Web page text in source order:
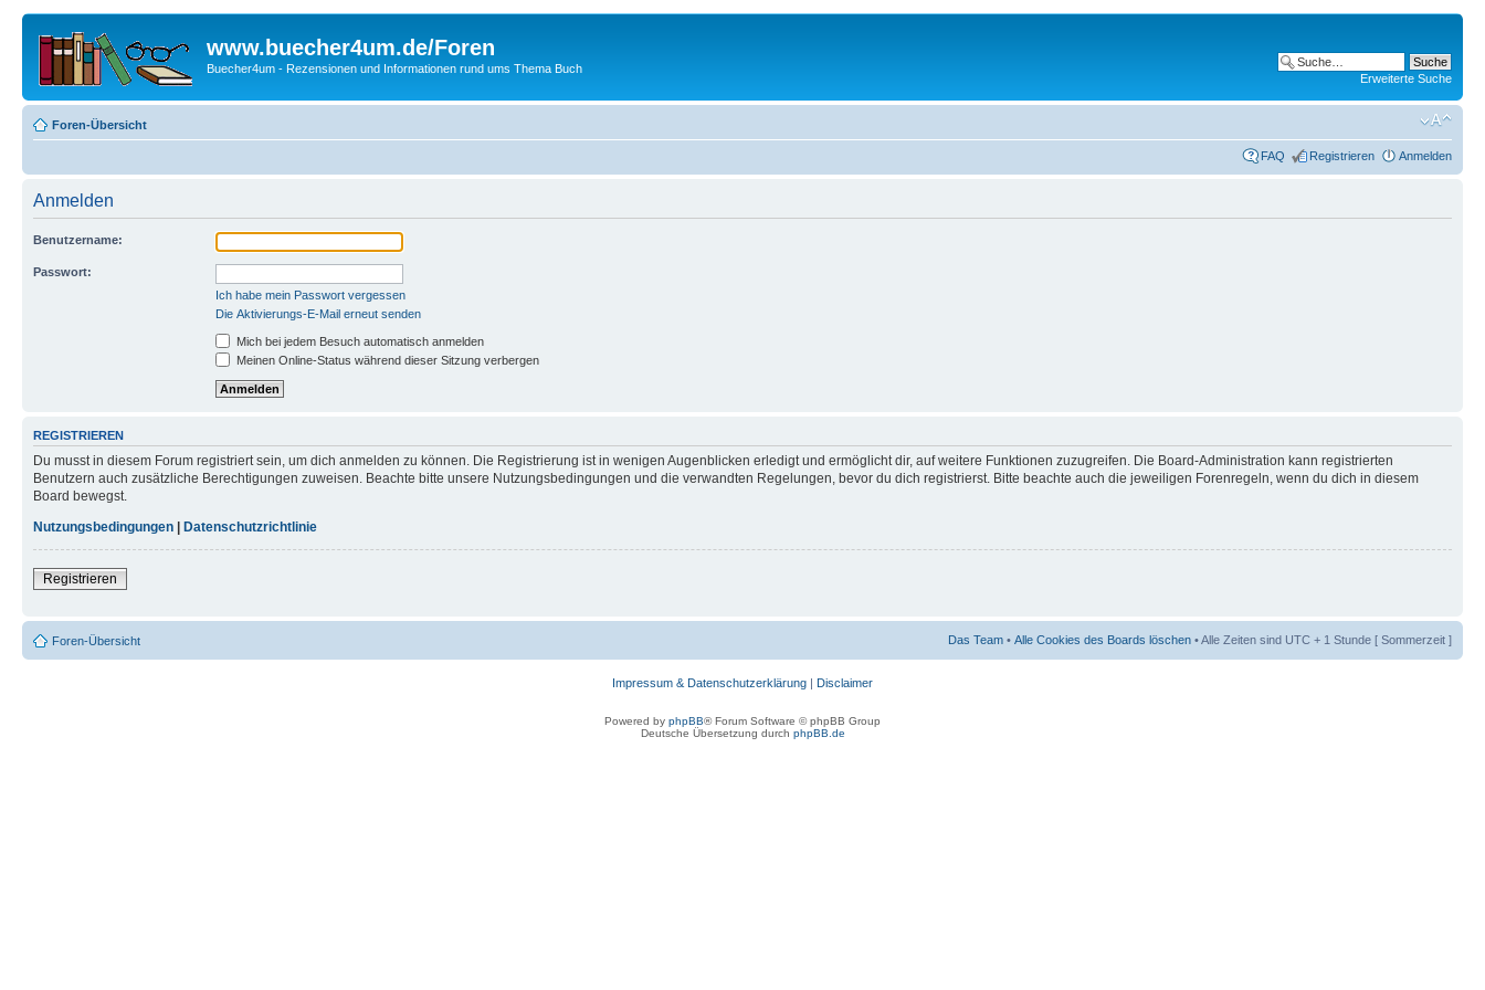
www.buecher4um.de/Foren
Buecher4um - Rezensionen und Informationen rund ums Thema Buch
Erweiterte Suche
Foren-Übersicht
FAQ Registrieren Anmelden
Anmelden
Benutzername:
Passwort:
Ich habe mein Passwort vergessen
Die Aktivierungs-E-Mail erneut senden
Mich bei jedem Besuch automatisch anmelden
Meinen Online-Status während dieser Sitzung verbergen
REGISTRIEREN
Du musst in diesem Forum registriert sein, um dich anmelden zu können. Die Registrierung ist in wenigen Augenblicken erledigt und ermöglicht dir, auf weitere Funktionen zuzugreifen. Die Board-Administration kann registrierten
Benutzern auch zusätzliche Berechtigungen zuweisen. Beachte bitte unsere Nutzungsbedingungen und die verwandten Regelungen, bevor du dich registrierst. Bitte beachte auch die jeweiligen Forenregeln, wenn du dich in diesem
Board bewegst.
Nutzungsbedingungen
Datenschutzrichtlinie
Registrieren
Foren-Übersicht Das Team • Alle Cookies des Boards löschen • Alle Zeiten sind UTC + 1 Stunde [ Sommerzeit ]
Impressum & Datenschutzerklärung | Disclaimer
Powered by phpBB® Forum Software © phpBB Group
Deutsche Übersetzung durch phpBB.de